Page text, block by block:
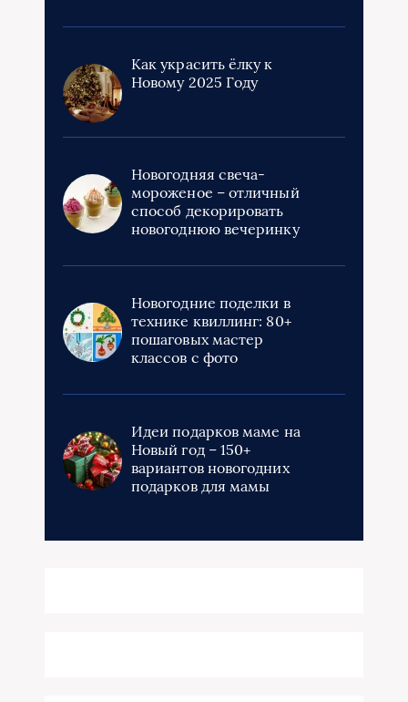
Как украсить ёлку к
Новому 2025 Году
Новогодняя свеча-
мороженое – отличный
способ декорировать
новогоднюю вечеринку
Новогодние поделки в
технике квиллинг: 80+
пошаговых мастер
классов с фото
Идеи подарков маме на
Новый год – 150+
вариантов новогодних
подарков для мамы